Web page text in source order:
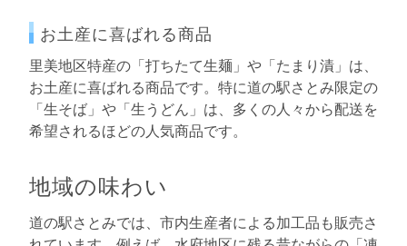
お土産に喜ばれる商品
里美地区特産の「打ちたて生麺」や「たまり漬」は、
お土産に喜ばれる商品です。特に道の駅さとみ限定の
「生そば」や「生うどん」は、多くの人々から配送を
希望されるほどの人気商品です。
地域の味わい
道の駅さとみでは、市内生産者による加工品も販売さ